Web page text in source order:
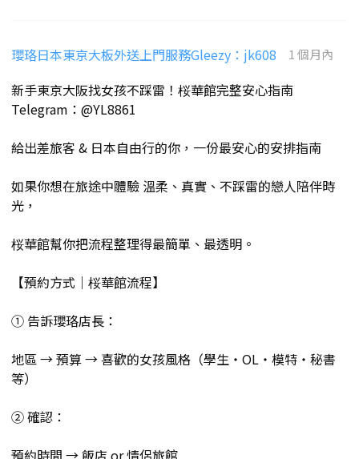
瓔珞日本東京大板外送上門服務Gleezy：jk608 1 個月內
新手東京大阪找女孩不踩雷！桜華館完整安心指南
Telegram：@YL8861
給出差旅客 & 日本自由行的你，一份最安心的安排指南
如果你想在旅途中體驗 溫柔、真實、不踩雷的戀人陪伴時
光，
桜華館幫你把流程整理得最簡單、最透明。
【預約方式｜桜華館流程】
① 告訴瓔珞店長：
地區 → 預算 → 喜歡的女孩風格（學生・OL・模特・秘書
等）
② 確認：